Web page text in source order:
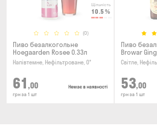
Щільність
10.5 %
(0)
Пиво безалкогольне
Hoegaarden Rosee 0.33л
Напівтемне, Нефільтроване, 0°
61 ,00
грн за 1 шт
Немає в наявності
Пиво
Browar
Світле,
53,00
грн за 1 шт